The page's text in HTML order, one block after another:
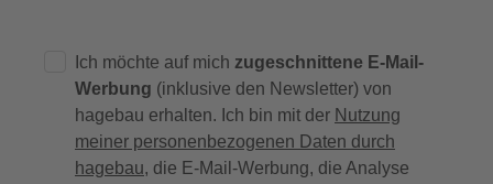
Ich möchte auf mich zugeschnittene E-Mail-
Werbung (inklusive den Newsletter) von
hagebau erhalten. Ich bin mit der Nutzung
meiner personenbezogenen Daten durch
hagebau, die E-Mail-Werbung, die Analyse